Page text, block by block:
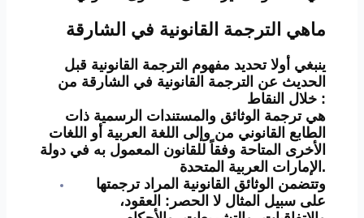
ماهي الترجمة القانونية في الشارقة
ينبغي أولا تحديد مفهوم الترجمة القانونية قبل
الحديث عن الترجمة القانونية في الشارقة من
خلال النقاط :
هي ترجمة الوثائق والمستندات الرسمية ذات
الطابع القانوني من وإلى اللغة العربية أو اللغات
الأخرى المتاحة وفقاً للقانون المعمول به في دولة
الإمارات العربية المتحدة.
وتتضمن الوثائق القانونية المراد ترجمتها
على سبيل المثال لا الحصر: العقود،